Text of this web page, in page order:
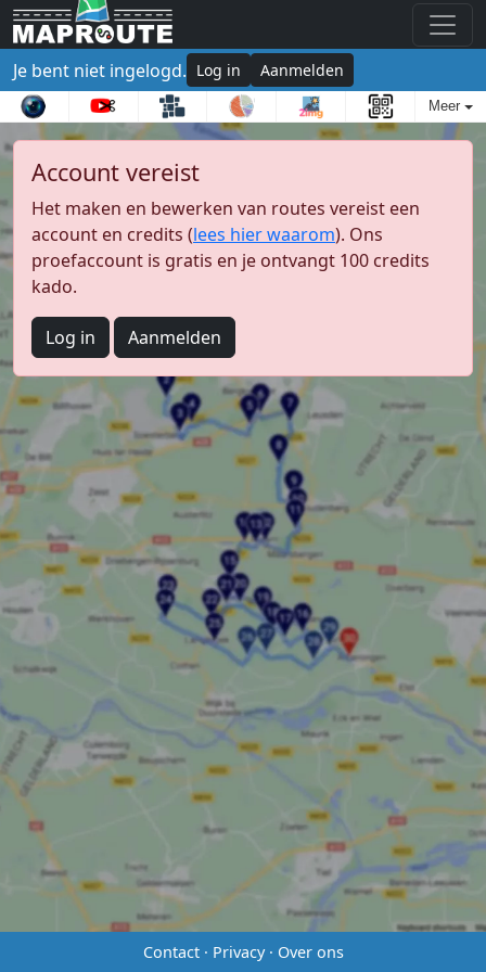
Je bent niet ingelogd. Log in Aanmelden
Meer
Account vereist
Het maken en bewerken van routes vereist een
account en credits (lees hier waarom). Ons
proefaccount is gratis en je ontvangt 100 credits
kado.
Log in Aanmelden
Contact· Privacy· Over ons